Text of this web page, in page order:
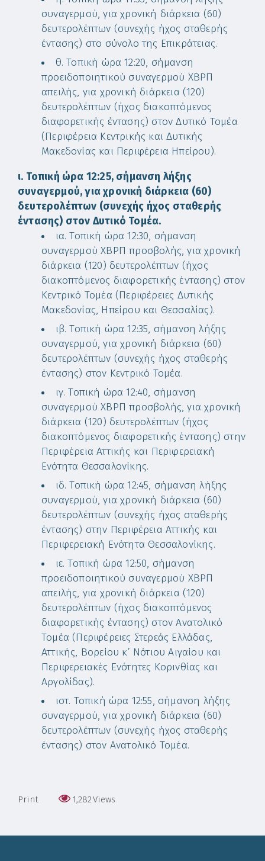
συναγερμού, για χρονική διάρκεια (60)
δευτερολέπτων (συνεχής ήχος σταθερής
έντασης) στο σύνολο της Επικράτειας.
θ. Τοπική ώρα 12:20, σήμανση
προειδοποιητικού συναγερμού ΧΒΡΠ
απειλής, για χρονική διάρκεια (120)
δευτερολέπτων (ήχος διακοπτόμενος
διαφορετικής έντασης) στον Δυτικό Τομέα
(Περιφέρεια Κεντρικής και Δυτικής
Μακεδονίας και Περιφέρεια Ηπείρου).
ι. Τοπική ώρα 12:25, σήμανση λήξης
συναγερμού, για χρονική διάρκεια (60)
δευτερολέπτων (συνεχής ήχος σταθερής
έντασης) στον Δυτικό Τομέα.
ια. Τοπική ώρα 12:30, σήμανση
συναγερμού ΧΒΡΠ προσβολής, για χρονική
διάρκεια (120) δευτερολέπτων (ήχος
διακοπτόμενος διαφορετικής έντασης) στον
Κεντρικό Τομέα (Περιφέρειες Δυτικής
Μακεδονίας, Ηπείρου και Θεσσαλίας).
ιβ. Τοπική ώρα 12:35, σήμανση λήξης
συναγερμού, για χρονική διάρκεια (60)
δευτερολέπτων (συνεχής ήχος σταθερής
έντασης) στον Κεντρικό Τομέα.
ιγ. Τοπική ώρα 12:40, σήμανση
συναγερμού ΧΒΡΠ προσβολής, για χρονική
διάρκεια (120) δευτερολέπτων (ήχος
διακοπτόμενος διαφορετικής έντασης) στην
Περιφέρεια Αττικής και Περιφερειακή
Ενότητα Θεσσαλονίκης.
ιδ. Τοπική ώρα 12:45, σήμανση λήξης
συναγερμού, για χρονική διάρκεια (60)
δευτερολέπτων (συνεχής ήχος σταθερής
έντασης) στην Περιφέρεια Αττικής και
Περιφερειακή Ενότητα Θεσσαλονίκης.
ιε. Τοπική ώρα 12:50, σήμανση
προειδοποιητικού συναγερμού ΧΒΡΠ
απειλής, για χρονική διάρκεια (120)
δευτερολέπτων (ήχος διακοπτόμενος
διαφορετικής έντασης) στον Ανατολικό
Τομέα (Περιφέρειες Στερεάς Ελλάδας,
Αττικής, Βορείου κ’ Νότιου Αιγαίου και
Περιφερειακές Ενότητες Κορινθίας και
Αργολίδας).
ιστ. Τοπική ώρα 12:55, σήμανση λήξης
συναγερμού, για χρονική διάρκεια (60)
δευτερολέπτων (συνεχής ήχος σταθερής
έντασης) στον Ανατολικό Τομέα.
Print 1,282Views